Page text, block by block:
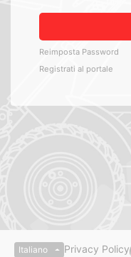
Reimposta Password
Registrati al portale
Italiano Privacy Policy